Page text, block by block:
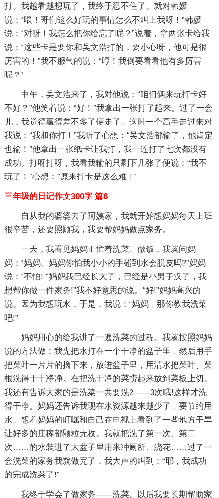
打。我越看越想玩了，我终于忍不住了。就对韩媛
说：“喂！哥们这么好玩的事情怎么不叫上我呀！”韩媛
说：“对呀！我怎么把你给忘了呢？”说着，拿两张卡给我
说：“这些卡是要你和吴文浩打的，要小心呀，他可是很
厉害的！”我不服气的说：“哼！我倒要看看他有多厉害
呢？”
中午，吴文浩来了，我对他说：“咱们俩来玩打卡好
不好？”他笑着说：“好！”我拿出一张打了起来。过了一会
儿，我觉得赢得差不多了便走了。这时一个高手走过来对
我说：“我和你打！”我听了心想：“吴文浩都输了，他肯定
也输！”他拿出一张纸卡让我打，我一连打了七次都没有
成功。打呀打呀，我看我输的只剩下几张了便说：“我不
玩了！”心想：“原来打卡是这么难！”
三年级的日记作文300字 篇6
自从我的婆婆去了阿姨家，我就开始想妈妈每天上班
很辛苦，还要照顾我，我要帮妈妈做点家务。
一天，我看见妈妈正忙着洗菜、做饭，我就问妈
妈：“妈妈、妈妈你怕我小小的手碰到水会脱皮吗?”妈妈
说：“不怕!”“妈妈我已经长大了，已经是小男子汉了，我
想帮你做一件家务!”我不好意思的说。“好!”妈妈高兴的
说。因为我想玩水，于是，我说：“妈妈，那你教我洗菜
吧!”
妈妈用心的给我讲了一遍洗菜的过程。我就按照妈妈
说的方法做：我先把水打在一个干净的盆子里，然后用手
把菜叶一片片的摘下来，放进盆子里，用清水把菜叶、菜
根洗得干干净净。在把洗干净的菜捞起来放到菜板上切。
我还有告诉大家的是洗菜一共要洗2——3次哦!这样才洗
得干净。妈妈还告诉我现在水资源越来越少了，要节约用
水。想着妈妈的叮嘱和自己在电视上看到了一些地方干旱
让好多的庄稼都颗粒无收。我就把洗了第一次、第二
次……的水装进了大盆子里用来冲厕所、浇花……过了一
会洗菜的家务我就做完了，我大声的叫到：“耶，我成功
的完成洗菜了!”
我终于学会了做家务——洗菜。以后我要长期帮助家